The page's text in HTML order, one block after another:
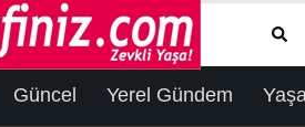
Güncel Yerel Gündem